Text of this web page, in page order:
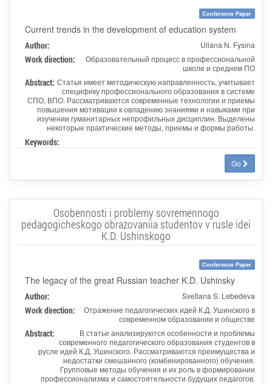
Conference Paper
Current trends in the development of education system
Author: Uliana N. Fysina
Work direction:
Образовательный процесс в профессиональной
школе и среднем ПО
Abstract: Статья имеет методическую направленность, учитывает
специфику профессионального образования в системе
СПО, ВПО. Рассматриваются современные технологии и приемы
повышения мотивации к овладению знаниями и навыками при
изучении гуманитарных непрофильных дисциплин. Выделены
некоторые практические методы, приемы и формы работы.
Keywords:
Go
Osobennosti i problemy sovremennogo
pedagogicheskogo obrazovaniia studentov v rusle idei
K.D. Ushinskogo
Conference Paper
The legacy of the great Russian teacher K.D. Ushinsky
Author: Svetlana S. Lebedeva
Work direction:
Отражение педагогических идей К.Д. Ушинского в
современном образовании и обществе
Abstract:
В статье анализируются особенности и проблемы
современного педагогического образования студентов в
русле идей К.Д. Ушинского. Рассматриваются преимущества и
недостатки смешанного (комбинированного) обучения.
Групповые методы обучения и их роль в формировании
профессионализма и самостоятельности будущих педагогов.